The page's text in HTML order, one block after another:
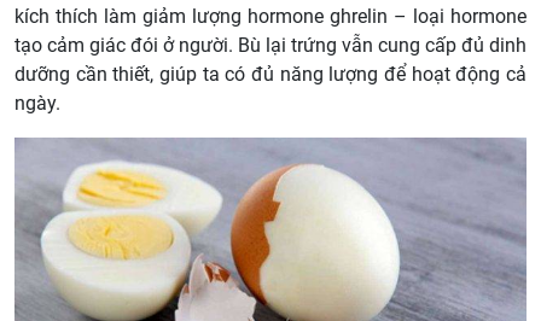
kích thích làm giảm lượng hormone ghrelin – loại hormone
tạo cảm giác đói ở người. Bù lại trứng vẫn cung cấp đủ dinh
dưỡng cần thiết, giúp ta có đủ năng lượng để hoạt động cả
ngày.